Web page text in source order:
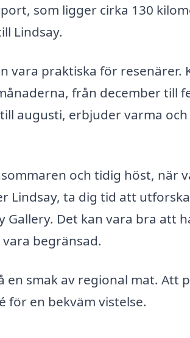
som ligger cirka 130
Lindsay.
vara praktiska för resenärer.
från december till
augusti, erbjuder varma och
och tidig höst, när
Lindsay, ta dig tid att
Det kan vara bra att
begränsad.
smak av regional mat. Att
för en bekväm vistelse.